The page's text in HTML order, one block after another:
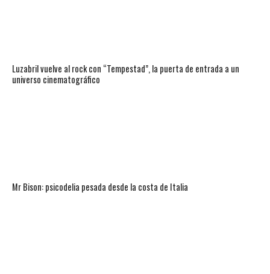
Luzabril vuelve al rock con “Tempestad”, la puerta de entrada a un
universo cinematográfico
Mr Bison: psicodelia pesada desde la costa de Italia